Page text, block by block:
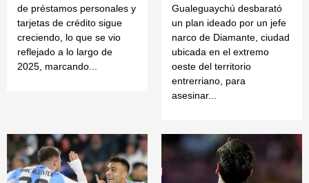
de préstamos personales y
tarjetas de crédito sigue
creciendo, lo que se vio
reflejado a lo largo de
2025, marcando...
Gualeguaychú desbarató
un plan ideado por un jefe
narco de Diamante, ciudad
ubicada en el extremo
oeste del territorio
entrerriano, para
asesinar...